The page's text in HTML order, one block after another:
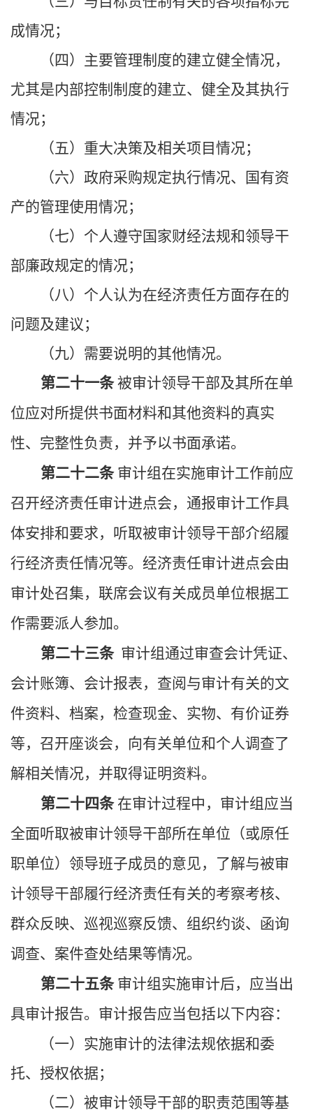
成情况；
（四）主要管理制度的建立健全情况，
尤其是内部控制制度的建立、健全及其执行
情况；
（五）重大决策及相关项目情况；
（六）政府采购规定执行情况、国有资
产的管理使用情况；
（七）个人遵守国家财经法规和领导干
部廉政规定的情况；
（八）个人认为在经济责任方面存在的
问题及建议；
（九）需要说明的其他情况。
第二十一条被审计领导干部及其所在单
位应对所提供书面材料和其他资料的真实
性、完整性负责，并予以书面承诺。
第二十二条 审计组在实施审计工作前应
召开经济责任审计进点会，通报审计工作具
体安排和要求，听取被审计领导干部介绍履
行经济责任情况等。经济责任审计进点会由
审计处召集，联席会议有关成员单位根据工
作需要派人参加。
第二十三条 审计组通过审查会计凭证、
会计账簿、会计报表，查阅与审计有关的文
件资料、档案，检查现金、实物、有价证券
等，召开座谈会，向有关单位和个人调查了
解相关情况，并取得证明资料。
第二十四条 在审计过程中，审计组应当
全面听取被审计领导干部所在单位（或原任
职单位）领导班子成员的意见，了解与被审
计领导干部履行经济责任有关的考察考核、
群众反映、巡视巡察反馈、组织约谈、函询
调查、案件查处结果等情况。
第二十五条 审计组实施审计后，应当出
具审计报告。审计报告应当包括以下内容：
（一）实施审计的法律法规依据和委
托、授权依据；
（二）被审计领导干部的职责范围等基